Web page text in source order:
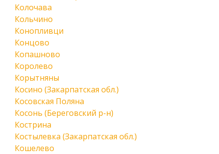
Колочава
Кольчино
Конопливци
Концово
Копашново
Королево
Корытняны
Косино (Закарпатская обл.)
Косовская Поляна
Косонь (Береговский р-н)
Кострина
Костылевка (Закарпатская обл.)
Кошелево